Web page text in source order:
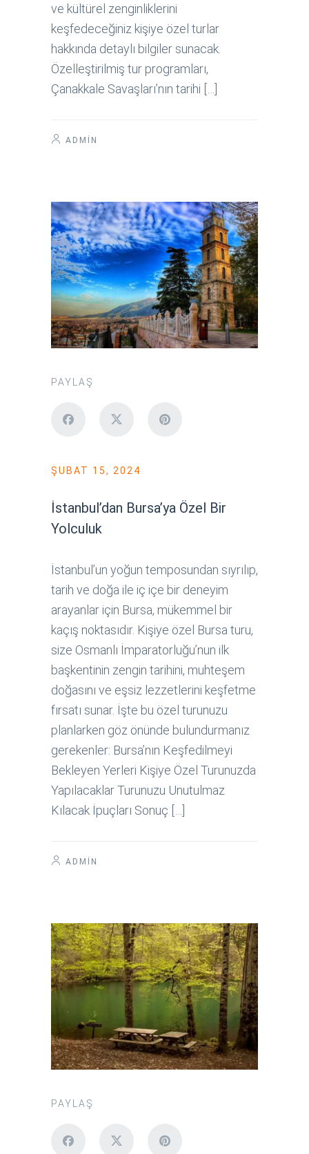
ve kültürel zenginliklerini
keşfedeceğiniz kişiye özel turlar
hakkında detaylı bilgiler sunacak.
Özelleştirilmiş tur programları,
Çanakkale Savaşları’nın tarihi […]
ADMIN
PAYLAŞ
ŞUBAT 15, 2024
İstanbul’dan Bursa’ya Özel Bir
Yolculuk
İstanbul’un yoğun temposundan sıyrılıp,
tarih ve doğa ile iç içe bir deneyim
arayanlar için Bursa, mükemmel bir
kaçış noktasıdır. Kişiye özel Bursa turu,
size Osmanlı İmparatorluğu’nun ilk
başkentinin zengin tarihini, muhteşem
doğasını ve eşsiz lezzetlerini keşfetme
fırsatı sunar. İşte bu özel turunuzu
planlarken göz önünde bulundurmanız
gerekenler: Bursa’nın Keşfedilmeyi
Bekleyen Yerleri Kişiye Özel Turunuzda
Yapılacaklar Turunuzu Unutulmaz
Kılacak İpuçları Sonuç […]
ADMIN
PAYLAŞ